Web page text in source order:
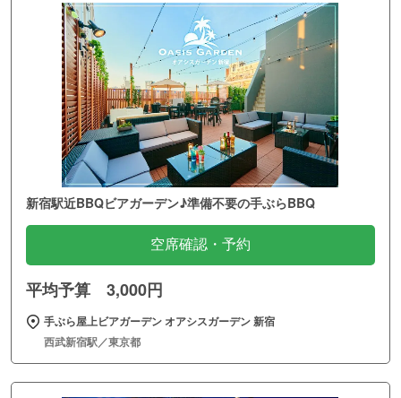
新宿駅近BBQビアガーデン♪準備不要の手ぶらBBQ
空席確認・予約
平均予算 3,000円
手ぶら屋上ビアガーデン オアシスガーデン 新宿
西武新宿駅／東京都